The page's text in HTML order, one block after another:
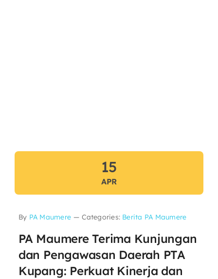
15
APR
By PA Maumere — Categories: Berita PA Maumere
PA Maumere Terima Kunjungan
dan Pengawasan Daerah PTA
Kupang: Perkuat Kinerja dan